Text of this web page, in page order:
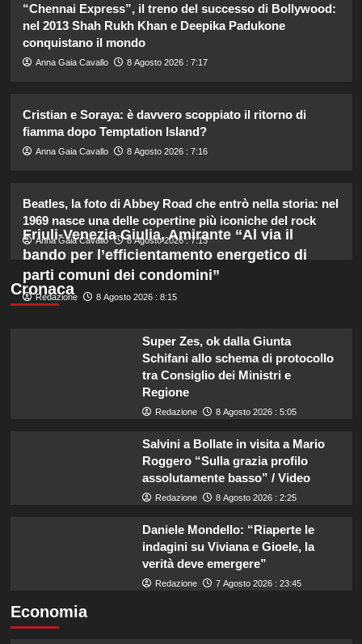
“Pressione alta, nausea e mal di
finita la relazione con Alessio Pilli
Elisabetta Gregoraci incontra la
sorella in Costa Smeralda: momenti
da ricordare insieme.
Phillips: l’eleganza estiva che non
dimenticherò mai.
“Chennai Express”, il treno del successo di Bollywood:
nel 2013 Shah Rukh Khan e Deepika Padukone
conquistano il mondo
Anna Gaia Cavallo 8 Agosto 2026 : 7:17
Cristian e Soraya: è davvero scoppiato il ritorno di
fiamma dopo Temptation Island?
Anna Gaia Cavallo 8 Agosto 2026 : 7:16
Beatles, la foto di Abbey Road che entrò nella storia: nel
1969 nasce una delle copertine più iconiche del rock
Anna Gaia Cavallo 8 Agosto 2026 : 7:13
Cronaca
Friuli-Venezia Giulia, Amirante “Al via il
bando per l’efficientamento energetico di
parti comuni dei condomini”
Redazione 8 Agosto 2026 : 8:15
Super Zes, ok dalla Giunta
Schifani allo schema di protocollo
tra Consiglio dei Ministri e
Regione
Redazione 8 Agosto 2026 : 5:05
Salvini a Bollate in visita a Mario
Roggero “Sulla grazia profilo
assolutamente basso” / Video
Redazione 8 Agosto 2026 : 2:25
Daniele Mondello: “Riaperte le
indagini su Viviana e Gioele, la
verità deve emergere”
Redazione 7 Agosto 2026 : 23:45
Economia